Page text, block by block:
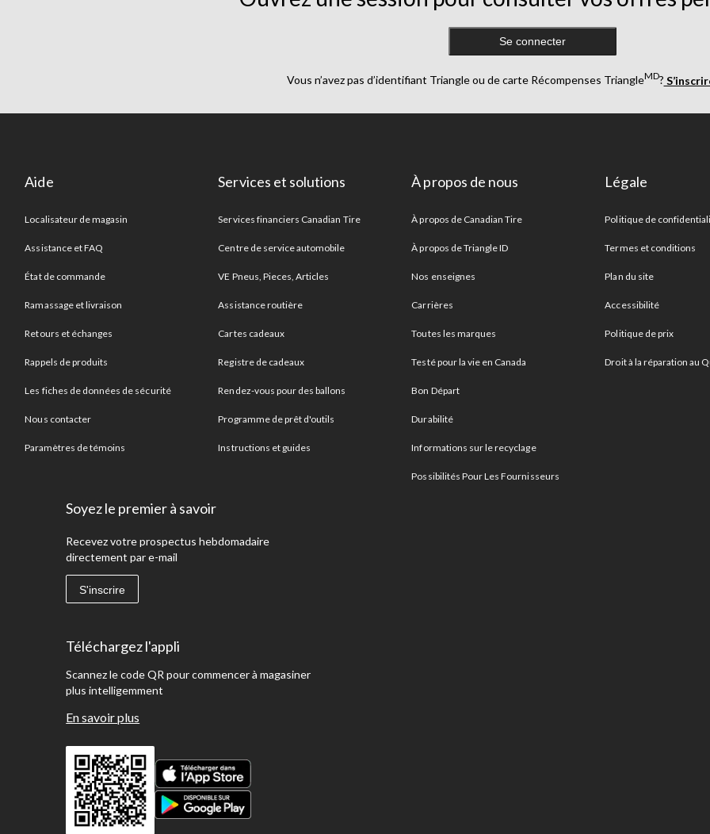
Se connecter
Vous n’avez pas d’identifiant Triangle ou de carte Récompenses TriangleMD?
Aide
Localisateur de magasin
Assistance et FAQ
État de commande
Ramassage et livraison
Retours et échanges
Rappels de produits
Les fiches de données de sécurité
Nous contacter
Paramètres de témoins
Services et solutions
Services financiers Canadian Tire
Centre de service automobile
VE Pneus, Pieces, Articles
Assistance routière
Cartes cadeaux
Registre de cadeaux
Rendez-vous pour des ballons
Programme de prêt d'outils
Instructions et guides
À propos de nous
À propos de Canadian Tire
À propos de Triangle ID
Nos enseignes
Carrières
Toutes les marques
Testé pour la vie en Canada
Bon Départ
Durabilité
Informations sur le recyclage
Possibilités Pour Les Fournisseurs
Légale
Politique de
Termes et conditions
Plan du site
Accessibilité
Politique de prix
Droit à la réparation au
Soyez le premier à savoir
Recevez votre prospectus hebdomadaire
directement par e-mail
S'inscrire
Téléchargez l'appli
Scannez le code QR pour commencer à magasiner
plus intelligemment
En savoir plus